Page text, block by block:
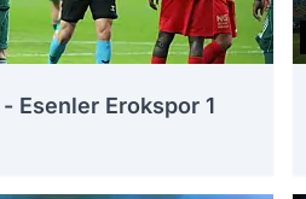
Esenler Erokspor 1